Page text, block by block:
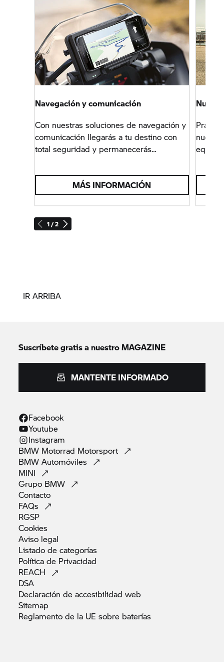
1 / 2
Navegación y comunicación
Con nuestras soluciones de navegación y
comunicación llegarás a tu destino con
total seguridad y permanecerás
MÁS INFORMACIÓN
IR ARRIBA
Suscríbete gratis a nuestro MAGAZINE
MANTENTE INFORMADO
Facebook
Youtube
Instagram
BMW Motorrad Motorsport
BMWAutomóviles
MINI
Grupo BMW
Contacto
FAQs
RGSP
Cookies
Aviso legal
Listado decategorías
Política de Privacidad
REACH
DSA
Declaración de accesibilidadweb
Sitemap
Reglamento de la UE sobre baterías